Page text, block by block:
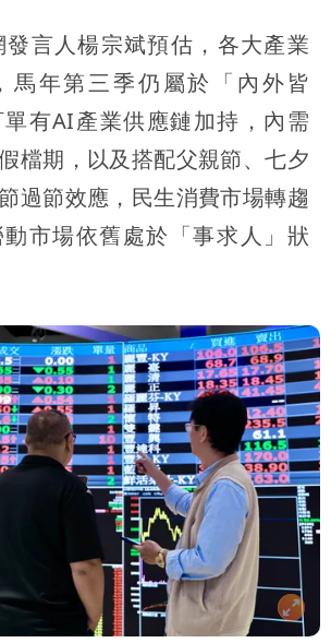
發言人楊宗斌預估，各大產業
馬年第三季仍屬於「內外皆
有AI產業供應鏈加持，內需
檔期，以及搭配父親節、七夕
過節效應，民生消費市場轉趨
市場依舊處於「事求人」狀